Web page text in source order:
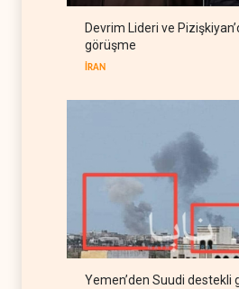
Hürmüz
Afrika'daki
Devrim Lideri ve
görüşme
İRAN
Yemen’den Suudi destekli